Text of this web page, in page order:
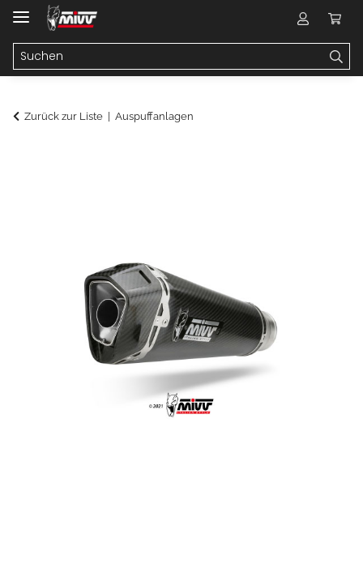
Zurück zur Liste Auspuffanlagen